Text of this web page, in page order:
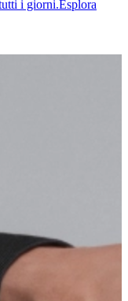
i giorni.Esplora